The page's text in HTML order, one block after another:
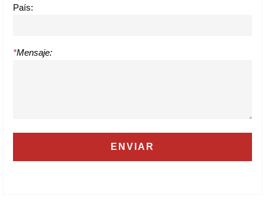
País:
*Mensaje: